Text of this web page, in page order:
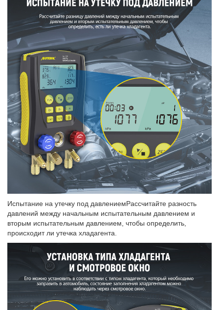
Испытание на утечку под давлениемРассчитайте разность
давлений между начальным испытательным давлением и
вторым испытательным давлением, чтобы определить,
происходит ли утечка хладагента.